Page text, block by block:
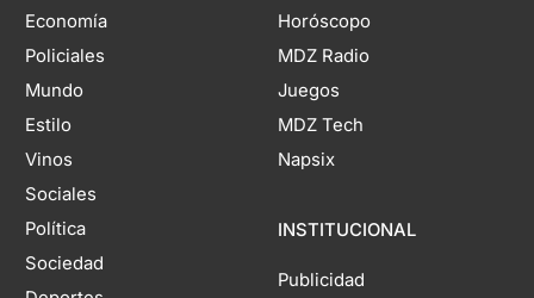
Economía
Policiales
Mundo
Estilo
Vinos
Sociales
Política
Sociedad
Horóscopo
MDZ Radio
Juegos
MDZ Tech
Napsix
INSTITUCIONAL
Publicidad